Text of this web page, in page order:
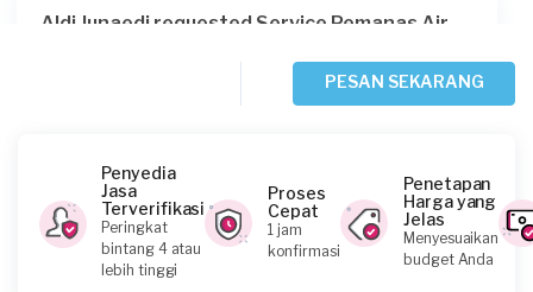
Aldi Junaedi requested Service Pemanas Air
Lucky Reza requested Service Pemanas Air
11 hari yang lalu
Bekasi Kota, Jawa Barat
PESAN SEKARANG
Penyedia
Jasa
Terverifikasi
Peringkat
bintang 4 atau
lebih tinggi
Proses
Cepat
1 jam
konfirmasi
Penetapan
Harga yang
Jelas
Menyesuaikan
budget Anda